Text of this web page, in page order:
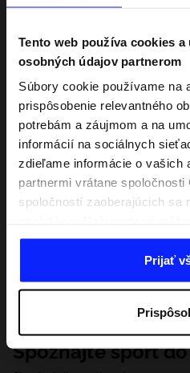
Tento web používa cookies
osobných údajov partnerom
Súbory cookie používame na
prispôsobenie relevantného
potrebám a záujmom a na
informácií na sociálnych
zdieľame informácie o vašich
partnermi vrátane
spoločností zaoberajúcich sa
kombinovať s inými, ktoré
webovej stránky, ako aj s
dôsledku vášho používania
našim partnerom, aby sme
zobrazovania online reklamy,
prieskum, upravili obsah a
Prijať
Spoznajte šport